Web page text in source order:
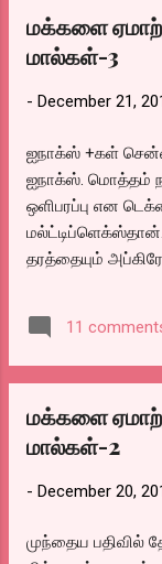
மக்களை
மால்கள்-3
- December 21,
ஐநாக்ஸ் +கள்
ஐநாக்ஸ். மொத்தம்
ஒளிபரப்பு என
தரத்தையும்
கொடுக்கிறார்கள்.
11
மக்களை
மால்கள்-2
- December 20,
முந்தைய பதிவில்